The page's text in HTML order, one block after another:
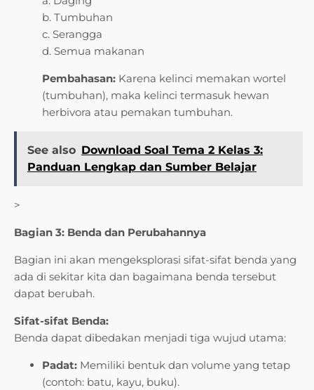
b. Tumbuhan
c. Serangga
d. Semua makanan
Pembahasan: Karena kelinci memakan wortel
(tumbuhan), maka kelinci termasuk hewan
herbivora atau pemakan tumbuhan.
See also Download Soal Tema 2 Kelas 3:
Panduan Lengkap dan Sumber Belajar
>
Bagian 3: Benda dan Perubahannya
Bagian ini akan mengeksplorasi sifat-sifat benda yang
ada di sekitar kita dan bagaimana benda tersebut
dapat berubah.
Sifat-sifat Benda:
Benda dapat dibedakan menjadi tiga wujud utama:
Padat: Memiliki bentuk dan volume yang tetap
(contoh: batu, kayu, buku).